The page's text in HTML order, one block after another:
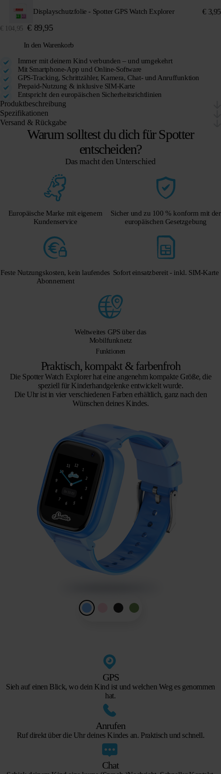
Displayschutzfolie - Spotter GPS Watch Explorer € 3,95
€ 104,95 € 89,95
In den Warenkorb
Immer mit deinem Kind verbunden – und umgekehrt
Mit Smartphone-App und Online-Software
GPS-Tracking, Schrittzähler, Kamera, Chat- und Anruffunktion
Prepaid-Nutzung & inklusive SIM-Karte
Entspricht den europäischen Sicherheitsrichtlinien
Produktbeschreibung
Spezifikationen
Versand & Rückgabe
Warum solltest du dich für Spotter
entscheiden?
Das macht den Unterschied
Europäische Marke mit eigenem
Kundenservice
Sicher und zu 100 % konform mit der
europäischen Gesetzgebung
Feste Nutzungskosten, kein laufendes
Abonnement
Sofort einsatzbereit - inkl. SIM-Karte
Weltweites GPS über das
Mobilfunknetz
Funktionen
Praktisch, kompakt & farbenfroh
Die Spotter Watch Explorer hat eine angenehm kompakte Größe, die
speziell für Kinderhandgelenke entwickelt wurde.
Die Uhr ist in vier verschiedenen Farben erhältlich, ganz nach den
Wünschen deines Kindes.
GPS
Sieh auf einen Blick, wo dein Kind ist und welchen Weg es genommen
hat.
Anrufen
Ruf direkt über die Uhr deines Kindes an. Praktisch und schnell.
Chat